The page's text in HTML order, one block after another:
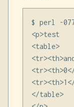
$ perl -
<p>test
<table>
</table>